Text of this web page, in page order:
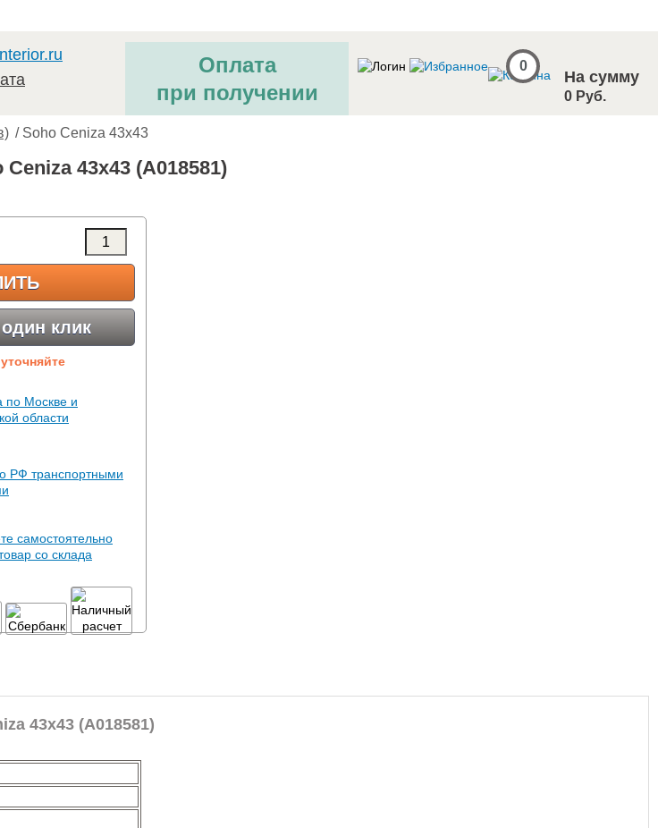
0
На сумму
0 Руб.
Оплата
при получении
/ Soho Ceniza 43x43
43x43 (A018581)
клик
по Москве и
области
РФ транспортными
самостоятельно
со склада
43x43 (A018581)